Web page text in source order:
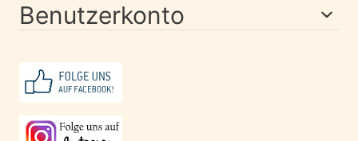
Benutzerkonto